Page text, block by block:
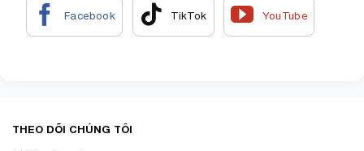
THEO DÕI CHÚNG TÔI